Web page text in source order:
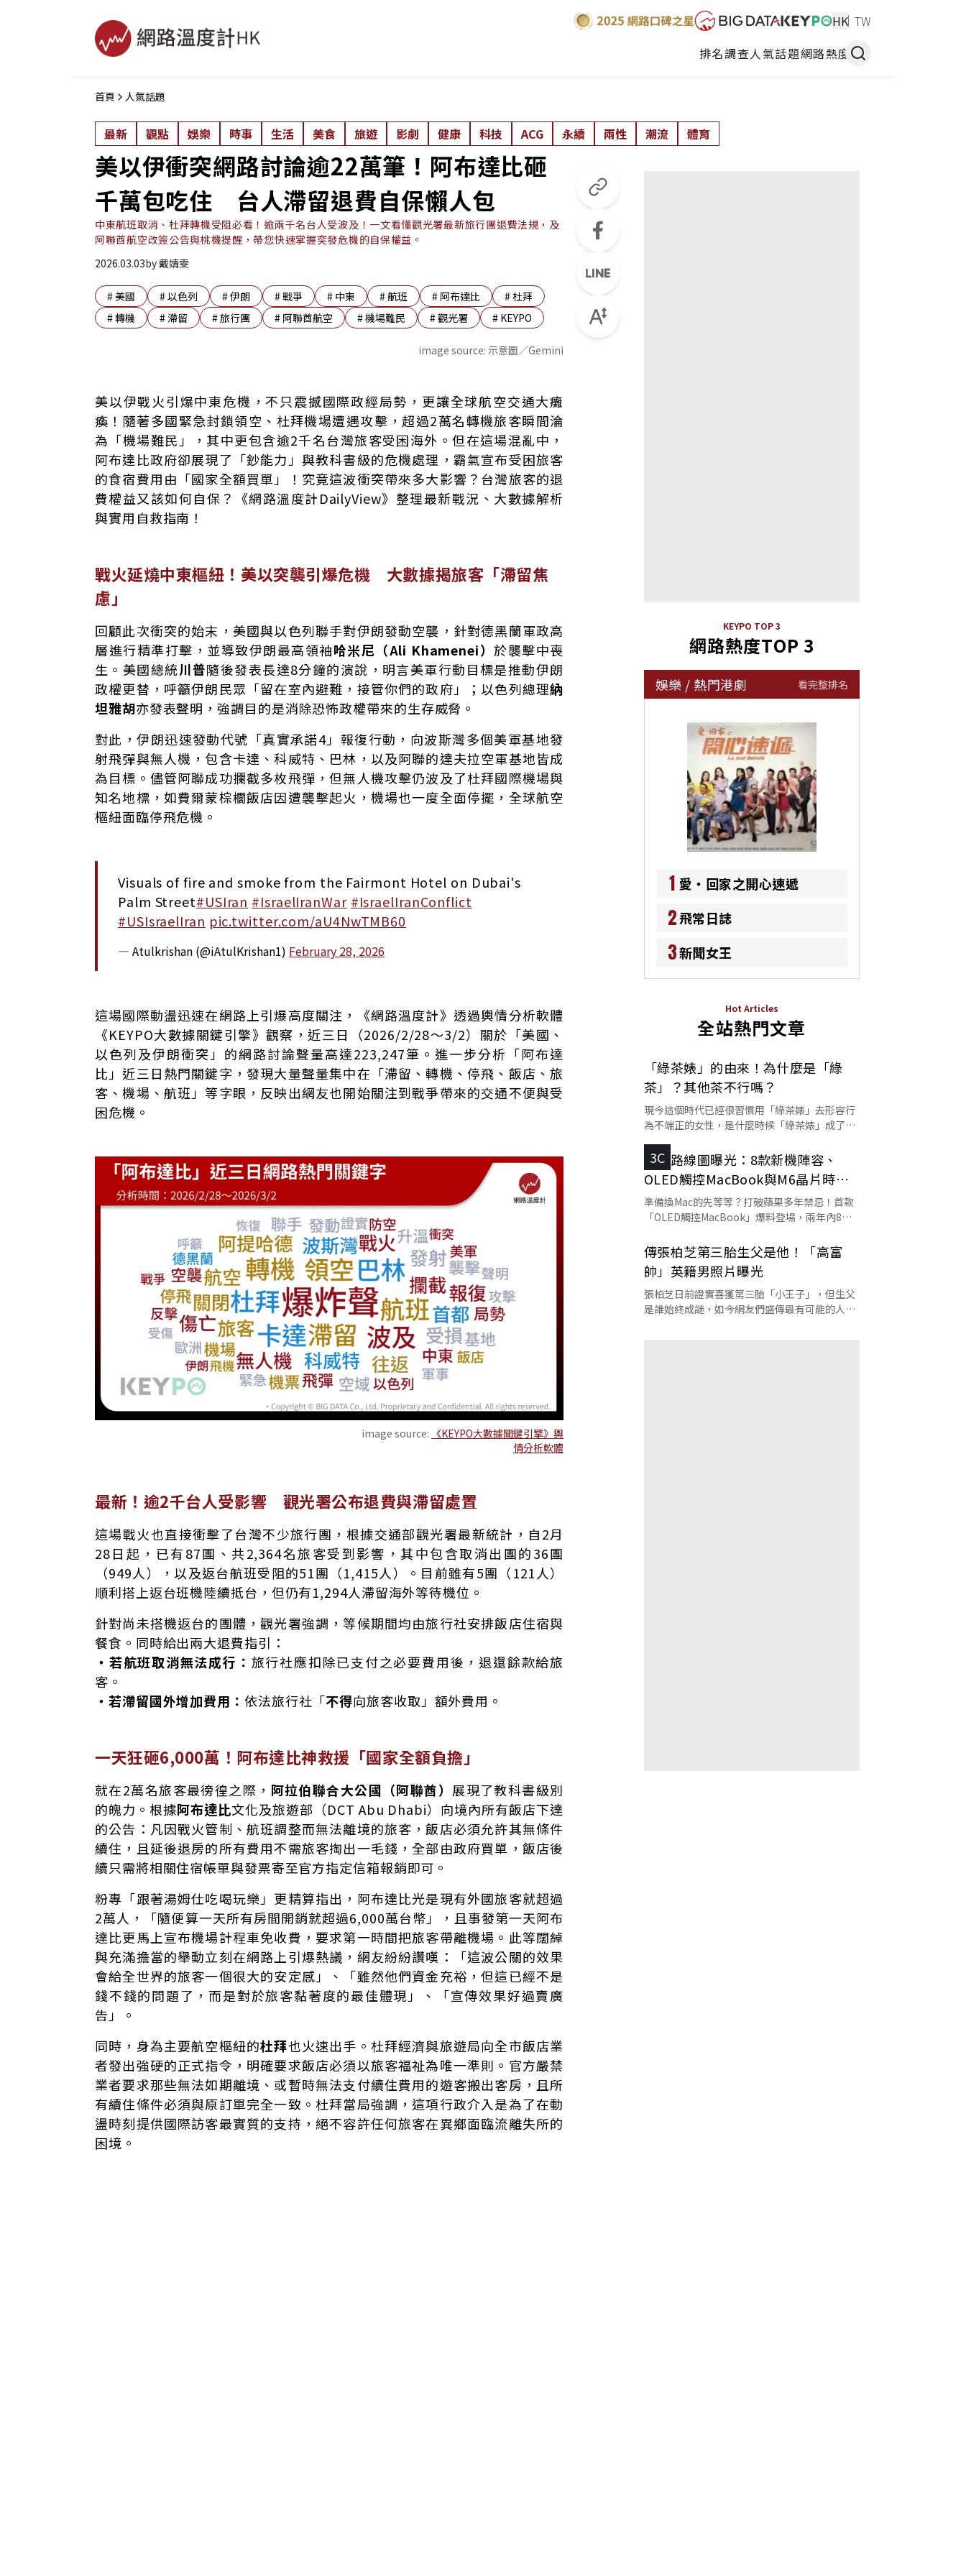
HK TW
排名調查人氣話題網路熱度
首頁 人氣話題
最新 觀點 娛樂 時事 生活 美食 旅遊 影劇 健康 科技 ACG 永續 兩性 潮流 體育
美以伊衝突網路討論逾22萬筆！阿布達比砸
千萬包吃住 台人滯留退費自保懶人包
中東航班取消、杜拜轉機受阻必看！逾兩千名台人受波及！一文看懂觀光署最新旅行團退費法規，及
阿聯酋航空改簽公告與桃機提醒，帶您快速掌握突發危機的自保權益。
2026.03.03by戴婧雯
#美國 #以色列 #伊朗 #戰爭 # 中東 #航班 # 阿布達比 #杜拜
#轉機 #滯留 #旅行團 # 阿聯酋航空 #機場難民 #觀光署 # KEYPO
image source: 示意圖／Gemini
戰火延燒中東樞紐！美以突襲引爆危機 大數據揭旅客「滯留焦慮」
最新！逾2千台人受影響 觀光署公布退費與滯留處置
一天狂砸6,000萬！阿布達比神救援「國家全額負擔」
機場迎來重啟曙光！14萬人線上緊盯首班機
美以伊戰火引爆中東危機，不只震撼國際政經局勢，更讓全球航空交通大癱
瘓！隨著多國緊急封鎖領空、杜拜機場遭遇攻擊，超過2萬名轉機旅客瞬間淪
為「機場難民」，其中更包含逾2千名台灣旅客受困海外。但在這場混亂中，
阿布達比政府卻展現了「鈔能力」與教科書級的危機處理，霸氣宣布受困旅客
的食宿費用由「國家全額買單」！究竟這波衝突帶來多大影響？台灣旅客的退
費權益又該如何自保？《網路溫度計DailyView》整理最新戰況、大數據解析
與實用自救指南！
戰火延燒中東樞紐！美以突襲引爆危機 大數據揭旅客「滯留焦
慮」
回顧此次衝突的始末，美國與以色列聯手對伊朗發動空襲，針對德黑蘭軍政高
層進行精準打擊，並導致伊朗最高領袖哈米尼（Ali Khamenei）於襲擊中喪
生。美國總統川普隨後發表長達8分鐘的演說，明言美軍行動目標是推動伊朗
政權更替，呼籲伊朗民眾「留在室內避難，接管你們的政府」；以色列總理納
坦雅胡亦發表聲明，強調目的是消除恐怖政權帶來的生存威脅。
對此，伊朗迅速發動代號「真實承諾4」報復行動，向波斯灣多個美軍基地發
射飛彈與無人機，包含卡達、科威特、巴林，以及阿聯的達夫拉空軍基地皆成
為目標。儘管阿聯成功攔截多枚飛彈，但無人機攻擊仍波及了杜拜國際機場與
知名地標，如費爾蒙棕櫚飯店因遭襲擊起火，機場也一度全面停擺，全球航空
樞紐面臨停飛危機。
Visuals of fire and smoke from the Fairmont Hotel on Dubai's
Palm Street#USIran #IsraelIranWar #IsraelIranConflict
#USIsraelIran pic.twitter.com/aU4NwTMB60
— Atulkrishan (@iAtulKrishan1) February 28, 2026
這場國際動盪迅速在網路上引爆高度關注，《網路溫度計》透過輿情分析軟體
《KEYPO大數據關鍵引擎》觀察，近三日（2026/2/28～3/2）關於「美國、
以色列及伊朗衝突」的網路討論聲量高達223,247筆。進一步分析「阿布達
比」近三日熱門關鍵字，發現大量聲量集中在「滯留、轉機、停飛、飯店、旅
客、機場、航班」等字眼，反映出網友也開始關注到戰爭帶來的交通不便與受
困危機。
image source: 《KEYPO大數據關鍵引擎》輿
情分析軟體
最新！逾2千台人受影響 觀光署公布退費與滯留處置
這場戰火也直接衝擊了台灣不少旅行團，根據交通部觀光署最新統計，自2月
28日起，已有87團、共2,364名旅客受到影響，其中包含取消出團的36團
（949人），以及返台航班受阻的51團（1,415人）。目前雖有5團（121人）
順利搭上返台班機陸續抵台，但仍有1,294人滯留海外等待機位。
針對尚未搭機返台的團體，觀光署強調，等候期間均由旅行社安排飯店住宿與
餐食。同時給出兩大退費指引：
・若航班取消無法成行： 旅行社應扣除已支付之必要費用後，退還餘款給旅
客。
・ 若滯留國外增加費用： 依法旅行社「不得向旅客收取」額外費用。
一天狂砸6,000萬！阿布達比神救援「國家全額負擔」
就在2萬名旅客最徬徨之際， 阿拉伯聯合大公國（阿聯酋） 展現了教科書級別
的魄力。根據阿布達比文化及旅遊部（DCT Abu Dhabi）向境內所有飯店下達
的公告：凡因戰火管制、航班調整而無法離境的旅客，飯店必須允許其無條件
續住，且延後退房的所有費用不需旅客掏出一毛錢，全部由政府買單，飯店後
續只需將相關住宿帳單與發票寄至官方指定信箱報銷即可。
粉專「跟著湯姆仕吃喝玩樂」更精算指出，阿布達比光是現有外國旅客就超過
2萬人，「隨便算一天所有房間開銷就超過6,000萬台幣」，且事發第一天阿布
達比更馬上宣布機場計程車免收費，要求第一時間把旅客帶離機場。此等闊綽
與充滿擔當的舉動立刻在網路上引爆熱議，網友紛紛讚嘆：「這波公關的效果
會給全世界的旅客一個很大的安定感」、「雖然他們資金充裕，但這已經不是
錢不錢的問題了，而是對於旅客黏著度的最佳體現」、「宣傳效果好過賣廣
告」。
同時，身為主要航空樞紐的杜拜也火速出手。杜拜經濟與旅遊局向全市飯店業
者發出強硬的正式指令，明確要求飯店必須以旅客福祉為唯一準則。官方嚴禁
業者要求那些無法如期離境、或暫時無法支付續住費用的遊客搬出客房，且所
有續住條件必須與原訂單完全一致。杜拜當局強調，這項行政介入是為了在動
盪時刻提供國際訪客最實質的支持，絕不容許任何旅客在異鄉面臨流離失所的
困境。
KEYPO TOP 3
網路熱度TOP 3
娛樂 / 熱門港劇 看完整排名
1 愛‧回家之開心速遞
2飛常日誌
3新聞女王
Hot Articles
全站熱門文章
「綠茶婊」的由來！為什麼是「綠
茶」？其他茶不行嗎？
現今這個時代已經很習慣用「綠茶婊」去形容行
為不端正的女性，是什麼時候「綠茶婊」成了罵
3C
蘋果路線圖曝光：8款新機陣容、
OLED觸控MacBook與M6晶片時程
一次看
準備換Mac的先等等？打破蘋果多年禁忌！首款
「OLED觸控MacBook」爆料登場，兩年內8款
傳張柏芝第三胎生父是他！「高富
帥」英籍男照片曝光
張柏芝日前證實喜獲第三胎「小王子」，但生父
是誰始終成謎，如今網友們盛傳最有可能的人選